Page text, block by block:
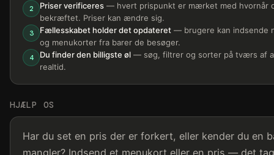
2
Priser verificeres — hvert prispunkt er mærket med hvornår
bekræftet. Priser kan ændre sig.
3
Fællesskabet holder det opdateret — brugere kan indsende
og menukorter fra barer de besøger.
4
Du finder den billigste øl — søg, filtrer og sorter på tværs af
realtid.
HJÆLP OS
Har du set en pris der er forkert, eller kender du en
mangler? Indsend et menukort eller en pris — det